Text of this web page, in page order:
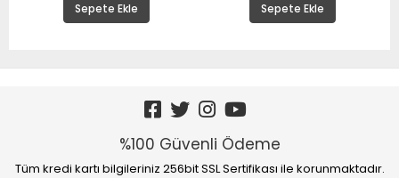
Sepete Ekle Sepete Ekle
%100 Güvenli Ödeme
Tüm kredi kartı bilgileriniz 256bit SSL Sertifikası ile korunmaktadır.